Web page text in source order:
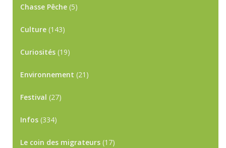
Chasse Pêche (5)
Culture (143)
Curiosités (19)
Environnement (21)
Festival (27)
Infos (334)
Le coin des migrateurs (17)